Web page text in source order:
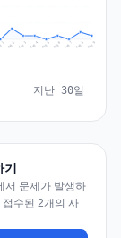
1 Aug 2 Aug 3 Aug 4 Aug 5 Aug 6 Aug 7 Aug 8 Aug 9
지난 30일
서 문제가 발생하
수된 2개의 사